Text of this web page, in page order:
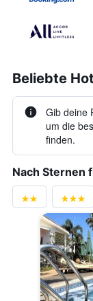
Beliebte
Gib deine
um die
finden.
Nach Sternen